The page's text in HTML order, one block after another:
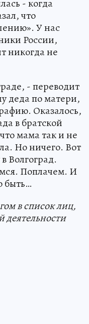
- когда
что
У нас
России,
никогда не
- переводит
деда по матери,
Оказалось,
в братской
мама так и не
Но ничего. Вот
Волгоград.
Поплачем. И
быть…
в список лиц,
деятельности